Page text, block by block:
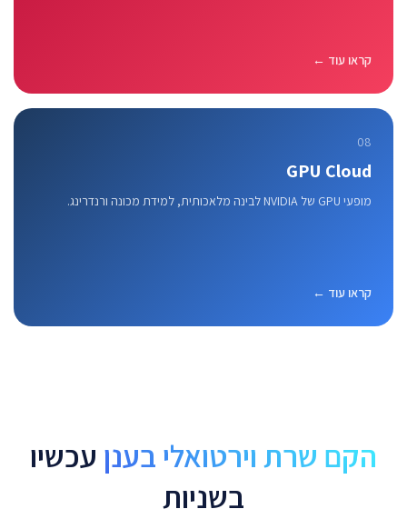
קראו עוד ←
08
GPU Cloud
מופעי GPU של NVIDIA לבינה מלאכותית, למידת מכונה ורנדרינג.
קראו עוד ←
הקם שרת וירטואלי בענן עכשיו
בשניות